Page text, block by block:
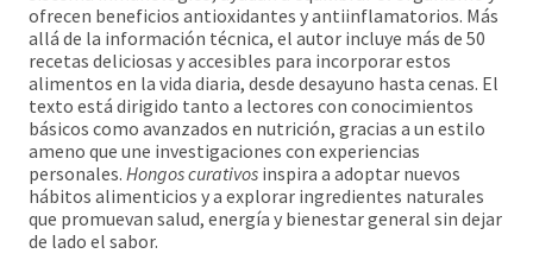
ofrecen beneficios antioxidantes y antiinflamatorios. Más
allá de la información técnica, el autor incluye más de 50
recetas deliciosas y accesibles para incorporar estos
alimentos en la vida diaria, desde desayuno hasta cenas. El
texto está dirigido tanto a lectores con conocimientos
básicos como avanzados en nutrición, gracias a un estilo
ameno que une investigaciones con experiencias
personales. Hongos curativos inspira a adoptar nuevos
hábitos alimenticios y a explorar ingredientes naturales
que promuevan salud, energía y bienestar general sin dejar
de lado el sabor.